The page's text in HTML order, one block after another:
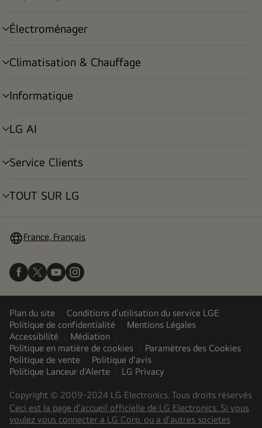
Électroménager
menu
Climatisation & Chauffage
menu
Informatique
menu
LG AI
menu
Service Clients
menu
TOUT SUR LG
menu
France, Français
Plan du site
Conditions d’utilisation du service LGE
Politique de confidentialité
Mentions Légales
Accessibilité
Médiation
Politique en matière de cookies
Paramètres des Cookies
Politique de vente
Politique d'avis
Politique Lanceur d'Alerte
LG Privacy
Copyright © 2009-2024 LG Electronics. Tous droits réservés
Ceci est la page d'accueil officielle de LG Electronics. Si vous
voulez vous connecter a LG Corp. ou a d'autres societes